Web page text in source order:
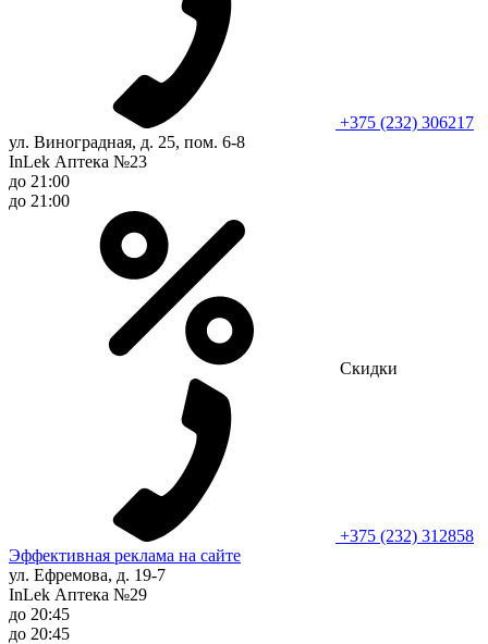
+375 (232) 306217
ул. Виноградная, д. 25, пом. 6-8
InLek Аптека №23
до 21:00
до 21:00
Скидки
+375 (232) 312858
Эффективная реклама на сайте
ул. Ефремова, д. 19-7
InLek Аптека №29
до 20:45
до 20:45